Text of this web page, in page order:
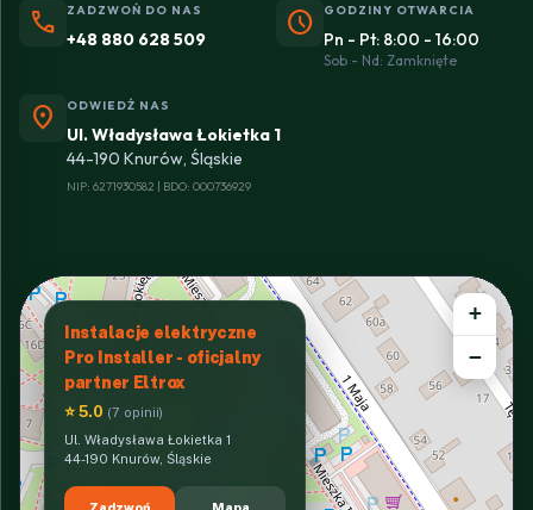
phone ZADZWOŃ DO NAS
+48 880 628 509 schedule GODZINY OTWARCIA
Pn - Pt: 8:00 - 16:00
Sob - Nd: Zamknięte
location_on ODWIEDŹ NAS
Ul. Władysława Łokietka 1
44-190 Knurów, Śląskie
NIP: 6271930582 | BDO: 000736929
Instalacje elektryczne
Pro Installer - oficjalny
partner Eltrox
⭐ 5.0 (7 opinii)
Ul. Władysława Łokietka 1
44-190 Knurów, Śląskie
Zadzwoń Mapa
+
−